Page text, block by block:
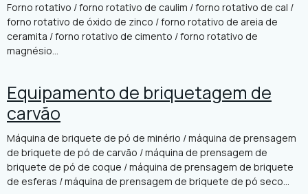
Forno rotativo / forno rotativo de caulim / forno rotativo de cal /
forno rotativo de óxido de zinco / forno rotativo de areia de
ceramita / forno rotativo de cimento / forno rotativo de
magnésio...
Equipamento de briquetagem de
carvão
Máquina de briquete de pó de minério / máquina de prensagem
de briquete de pó de carvão / máquina de prensagem de
briquete de pó de coque / máquina de prensagem de briquete
de esferas / máquina de prensagem de briquete de pó seco...